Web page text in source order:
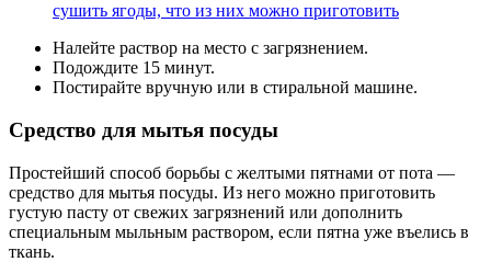
сушить ягоды, что из них можно приготовить
Налейте раствор на место с загрязнением.
Подождите 15 минут.
Постирайте вручную или в стиральной машине.
Средство для мытья посуды
Простейший способ борьбы с желтыми пятнами от пота —
средство для мытья посуды. Из него можно приготовить
густую пасту от свежих загрязнений или дополнить
специальным мыльным раствором, если пятна уже въелись в
ткань.